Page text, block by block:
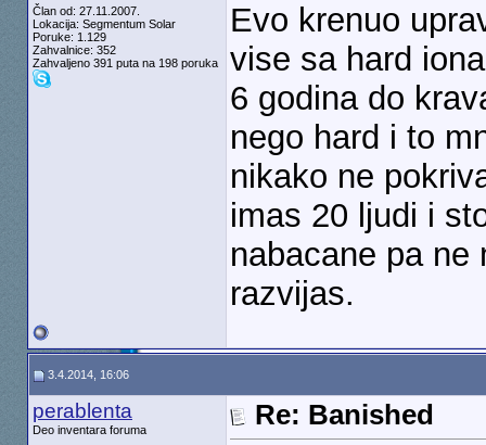
Član od: 27.11.2007.
Lokacija: Segmentum Solar
Poruke: 1.129
Zahvalnice: 352
Zahvaljeno 391 puta na 198 poruka
Evo krenuo
vise sa hard
6 godina do
nego hard i to
nikako ne
imas 20 ljudi i
nabacane pa ne
razvijas.
3.4.2014, 16:06
perablenta
Deo inventara foruma
Re: Banished